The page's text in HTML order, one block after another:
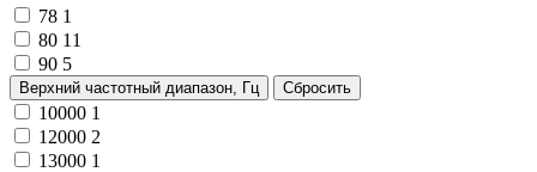
78 1
80 11
90 5
Верхний частотный диапазон, Гц Сбросить
10000 1
12000 2
13000 1